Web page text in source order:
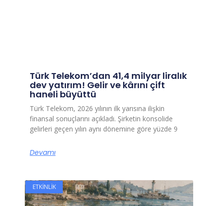
Türk Telekom’dan 41,4 milyar liralık
dev yatırım! Gelir ve kârını çift
haneli büyüttü
Türk Telekom, 2026 yılının ilk yarısına ilişkin
finansal sonuçlarını açıkladı. Şirketin konsolide
gelirleri geçen yılın aynı dönemine göre yüzde 9
Devamı
ETKINLIK